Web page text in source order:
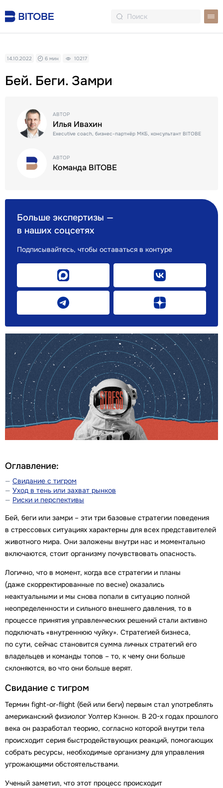
Бей. Беги. Замри
14.10.2022 6 мин 10217
Оглавление:
Свидание с тигром
Уход в тень или захват рынков
Риски и перспективы
Бей, беги или замри – эти три базовые стратегии поведения
в стрессовых ситуациях характерны для всех представителей
животного мира. Они заложены внутри нас и моментально
включаются, стоит организму почувствовать опасность.
Логично, что в момент, когда все стратегии и планы
(даже скорректированные по весне) оказались
неактуальными и мы снова попали в ситуацию полной
неопределенности и сильного внешнего давления, то в
процессе принятия управленческих решений стали активно
подключать «внутреннюю чуйку». Стратегией бизнеса,
по сути, сейчас становится сумма личных стратегий его
владельцев и команды топов – то, к чему они больше
склоняются, во что они больше верят.
Свидание с тигром
Термин fight-or-flight (бей или беги) первым стал употреблять
американский физиолог Уолтер Кэннон. В 20-х годах прошлого
века он разработал теорию, согласно которой внутри тела
происходит серия быстродействующих реакций, помогающих
собрать ресурсы, необходимые организму для управления
угрожающими обстоятельствами.
Ученый заметил, что этот процесс происходит
Больше экспертизы —
в наших соцсетях
Подписывайтесь, чтобы оставаться в контуре
АВТОР
Илья Ивахин
Еxecutive coach, бизнес-партнёр МКБ, консультант BITOBE
АВТОР
Команда BITOBE